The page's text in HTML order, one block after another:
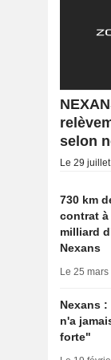
selon
Le 29
730 km
contrat à
milliard
Nexans
Le 25
Nexans
n'a
forte"